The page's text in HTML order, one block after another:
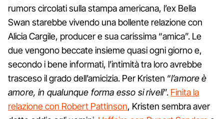
rumors circolati sulla stampa americana, l’ex Bella
Swan starebbe vivendo una bollente relazione con
Alicia Cargile, producer e sua carissima “amica”. Le
due vengono beccate insieme quasi ogni giorno e,
secondo i bene informati, l’intimità tra loro avrebbe
trasceso il grado dell’amicizia. Per Kristen “l’amore è
amore, in qualunque forma esso si riveli”. Finita la
relazione con Robert Pattinson, Kristen sembra aver